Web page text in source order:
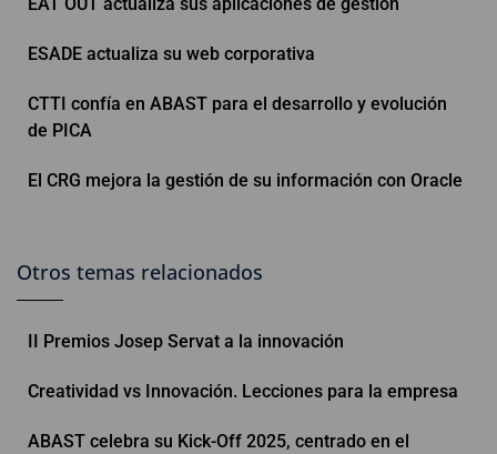
ESADE actualiza su web corporativa
CTTI confía en ABAST para el desarrollo y evolución
de PICA
El CRG mejora la gestión de su información con Oracle
Otros temas relacionados
II Premios Josep Servat a la innovación
Creatividad vs Innovación. Lecciones para la empresa
ABAST celebra su Kick-Off 2025, centrado en el